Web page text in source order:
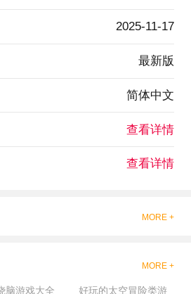
2025-11-17
最新版
简体中文
查看详情
查看详情
MORE +
MORE +
脑游戏大全 好玩的太空冒险类游